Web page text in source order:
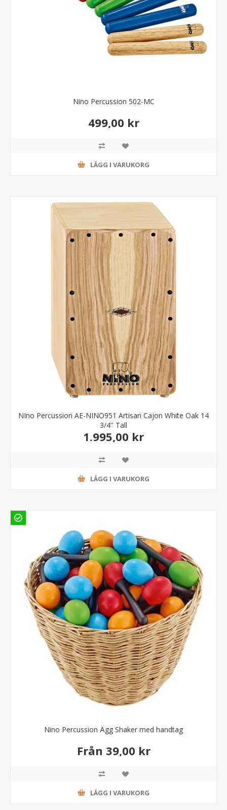
Nino Percussion 502-MC
499,00 kr
LÄGG I VARUKORG
NIno Percussion AE-NINO951 Artisan Cajon White Oak 14
3/4'' Tall
1.995,00 kr
LÄGG I VARUKORG
Nino Percussion Ägg Shaker med handtag
Från 39,00 kr
LÄGG I VARUKORG